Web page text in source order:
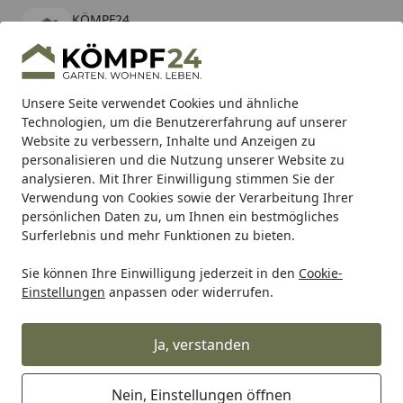
Unsere Seite verwendet Cookies und ähnliche
Technologien, um die Benutzererfahrung auf unserer
Website zu verbessern, Inhalte und Anzeigen zu
personalisieren und die Nutzung unserer Website zu
analysieren. Mit Ihrer Einwilligung stimmen Sie der
Verwendung von Cookies sowie der Verarbeitung Ihrer
persönlichen Daten zu, um Ihnen ein bestmögliches
Surferlebnis und mehr Funktionen zu bieten.
Sie können Ihre Einwilligung jederzeit in den Cookie-
Einstellungen anpassen oder widerrufen.
Ja, verstanden
Nein, Einstellungen öffnen
KÖMPF24
kostenlos - Im App Store
Hotline
Alle Produkte
Mein Konto
Suchen
Karibu Pools inkl. gratis Sandfilteranlage & Pool-
Starterset (Gesamtwert bis 468,99€)
Startseite
Auto & Zweirad Motorradzubehör & Werkzeuge
Supersprox Stealth-Kettenrad 520
43Z (Schwarz)